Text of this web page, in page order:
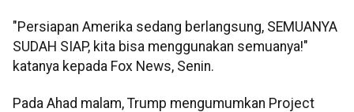
"Persiapan Amerika sedang berlangsung, SEMUANYA
SUDAH SIAP, kita bisa menggunakan semuanya!"
katanya kepada Fox News, Senin.
Pada Ahad malam, Trump mengumumkan Project